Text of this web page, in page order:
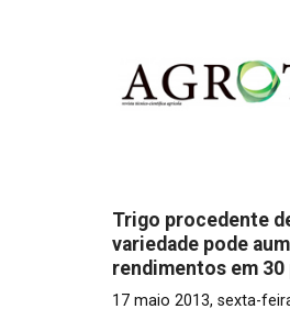
Trigo procedente
variedade pode
rendimentos em
17 maio 2013, sexta-